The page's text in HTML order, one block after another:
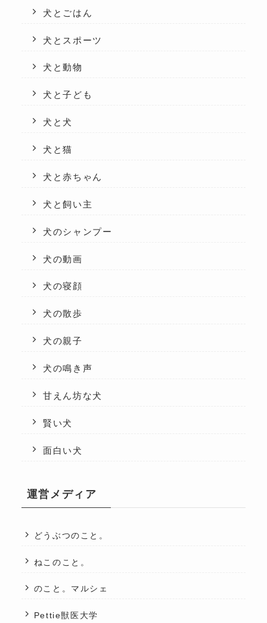
犬とごはん
犬とスポーツ
犬と動物
犬と子ども
犬と犬
犬と猫
犬と赤ちゃん
犬と飼い主
犬のシャンプー
犬の動画
犬の寝顔
犬の散歩
犬の親子
犬の鳴き声
甘えん坊な犬
賢い犬
面白い犬
運営メディア
どうぶつのこと。
ねこのこと。
のこと。マルシェ
Pettie獣医大学